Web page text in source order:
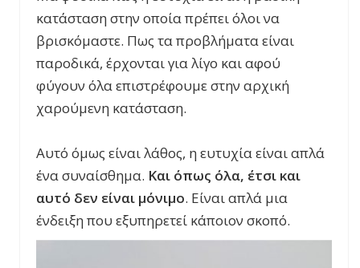
κατάσταση στην οποία πρέπει όλοι να
βρισκόμαστε. Πως τα προβλήματα είναι
παροδικά, έρχονται για λίγο και αφού
φύγουν όλα επιστρέφουμε στην αρχική
χαρούμενη κατάσταση.
Αυτό όμως είναι λάθος, η ευτυχία είναι απλά
ένα συναίσθημα. Και όπως όλα, έτσι και
αυτό δεν είναι μόνιμο. Είναι απλά μια
ένδειξη που εξυπηρετεί κάποιον σκοπό.